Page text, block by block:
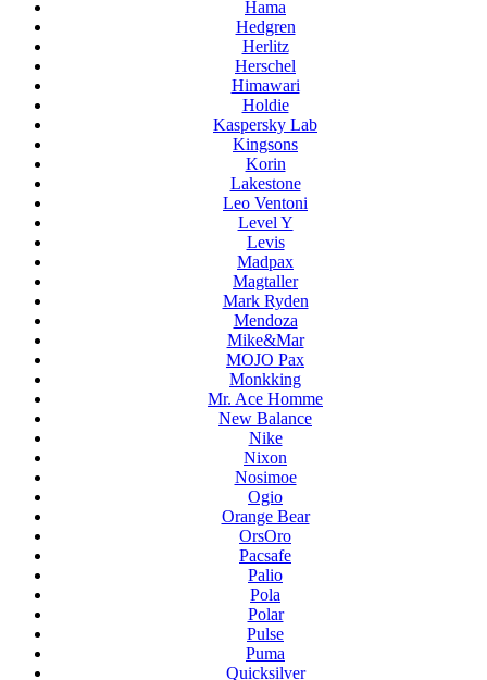
Hama
Hedgren
Herlitz
Herschel
Himawari
Holdie
Kaspersky Lab
Kingsons
Korin
Lakestone
Leo Ventoni
Level Y
Levis
Madpax
Magtaller
Mark Ryden
Mendoza
Mike&Mar
MOJO Pax
Monkking
Mr. Ace Homme
New Balance
Nike
Nixon
Nosimoe
Ogio
Orange Bear
OrsOro
Pacsafe
Palio
Pola
Polar
Pulse
Puma
Quicksilver